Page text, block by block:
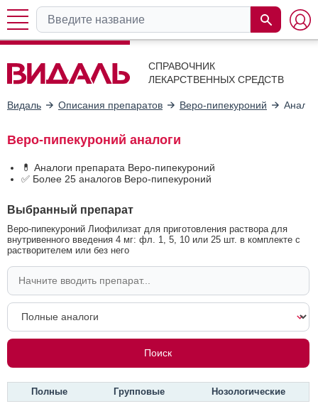
СПРАВОЧНИК
ЛЕКАРСТВЕННЫХ СРЕДСТВ
Видаль Описания препаратов Веро-пипекуроний
Веро-пипекуроний аналоги
💊 Аналоги препарата Веро-пипекуроний
✅ Более 25 аналогов Веро-пипекуроний
Выбранный препарат
Веро-пипекуроний Лиофилизат для приготовления раствора для
внутривенного введения 4 мг: фл. 1, 5, 10 или 25 шт. в комплекте с
растворителем или без него
Полные Групповые Нозологические